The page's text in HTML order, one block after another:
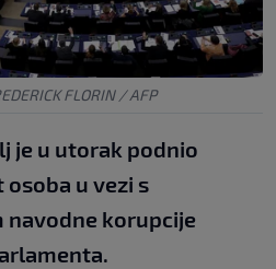
FLORIN / AFP
je u utorak podnio
u vezi s
korupcije